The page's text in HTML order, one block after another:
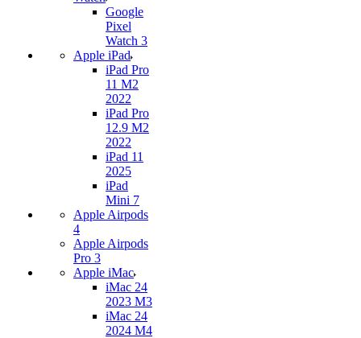
Google
Pixel
Watch 3
Apple iPad
iPad Pro
11 M2
2022
iPad Pro
12.9 M2
2022
iPad 11
2025
iPad
Mini 7
Apple Airpods
4
Apple Airpods
Pro 3
Apple iMac
iMac 24
2023 M3
iMac 24
2024 M4